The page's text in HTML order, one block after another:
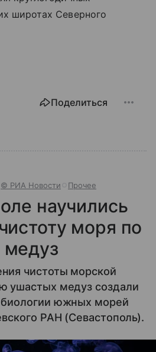
широтах Северного
Поделиться
© РИА Новости Прочее
научились
моря по
чистоты морской
ушастых медуз создали
биологии южных морей
РАН (Севастополь).